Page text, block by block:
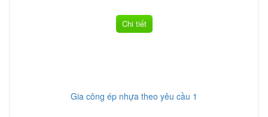
Chi tiết
Gia công ép nhựa theo yêu cầu 1